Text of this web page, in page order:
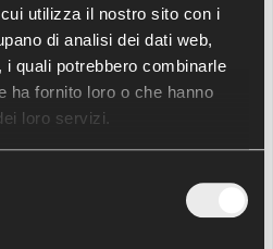
utilizza il nostro sito con i
di analisi dei dati web,
quali potrebbero combinarle
ha fornito loro o che hanno
loro servizi.
quando esiste il sospetto di
occorre valutare attentamente
del ginocchio. All'interno di
essere